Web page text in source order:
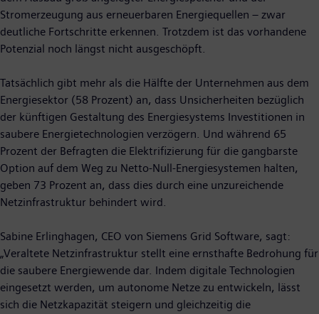
Stromerzeugung aus erneuerbaren Energiequellen – zwar
deutliche Fortschritte erkennen. Trotzdem ist das vorhandene
Potenzial noch längst nicht ausgeschöpft.
Tatsächlich gibt mehr als die Hälfte der Unternehmen aus dem
Energiesektor (58 Prozent) an, dass Unsicherheiten bezüglich
der künftigen Gestaltung des Energiesystems Investitionen in
saubere Energietechnologien verzögern. Und während 65
Prozent der Befragten die Elektrifizierung für die gangbarste
Option auf dem Weg zu Netto-Null-Energiesystemen halten,
geben 73 Prozent an, dass dies durch eine unzureichende
Netzinfrastruktur behindert wird.
Sabine Erlinghagen, CEO von Siemens Grid Software, sagt:
„Veraltete Netzinfrastruktur stellt eine ernsthafte Bedrohung für
die saubere Energiewende dar. Indem digitale Technologien
eingesetzt werden, um autonome Netze zu entwickeln, lässt
sich die Netzkapazität steigern und gleichzeitig die